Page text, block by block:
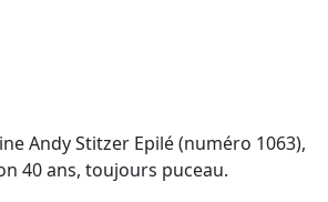
Andy Stitzer Epilé (numéro 1063),
40 ans, toujours puceau.